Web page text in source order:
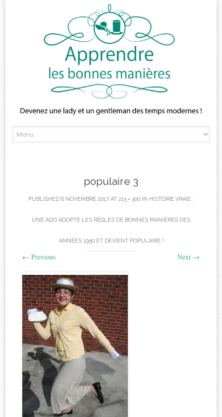
to
populaire 3
PUBLISHED 8 NOVEMBRE 2017 AT 213 × 300 IN HISTOIRE VRAIE :
UNE ADO ADOPTE LES RÈGLES DE BONNES MANIÈRES DES
ANNÉES 1950 ET DEVIENT POPULAIRE !
← Previous Next →